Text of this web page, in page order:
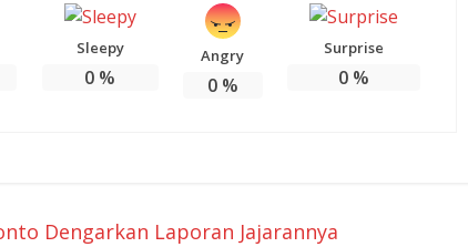
Sleepy
0 %
Angry
0%
Surprise
0%
Dengarkan Laporan Jajarannya